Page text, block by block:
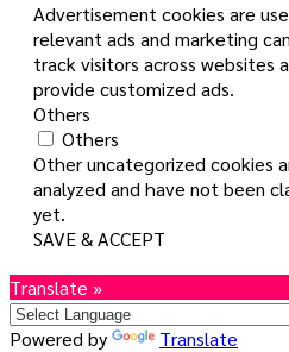
Advertisement cookies are
relevant ads and marketing
track visitors across websites
provide customized ads.
Others
Others
Other uncategorized cookies
analyzed and have not been
yet.
SAVE & ACCEPT
Translate »
Powered by Translate